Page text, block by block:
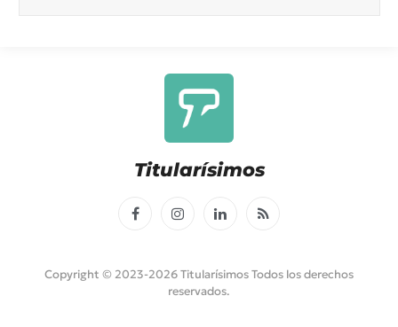
Titularísimos
FacebookInstagramLinkedInRSS
Copyright © 2023-2026 Titularísimos Todos los derechos
reservados.